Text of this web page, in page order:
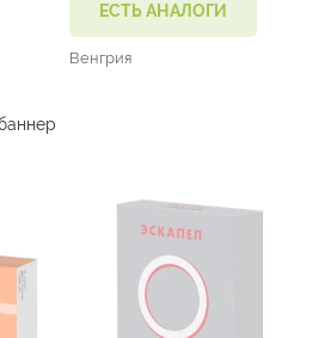
ЕСТЬ АНАЛОГИ
Венгрия